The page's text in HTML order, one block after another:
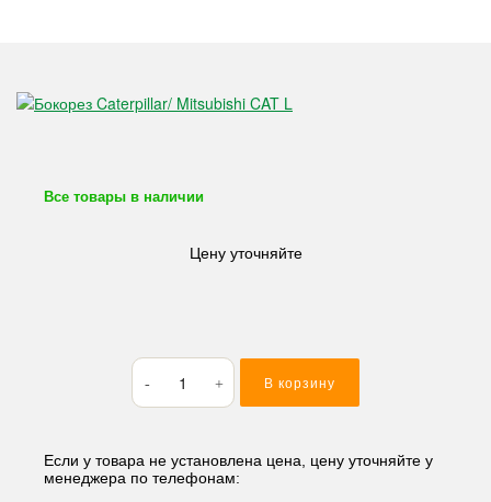
Все товары в наличии
Цену уточняйте
Количество
товара
Бокорез
Mitsubishi
CAT
В корзину
Если у товара не установлена цена, цену уточняйте у
менеджера по телефонам: